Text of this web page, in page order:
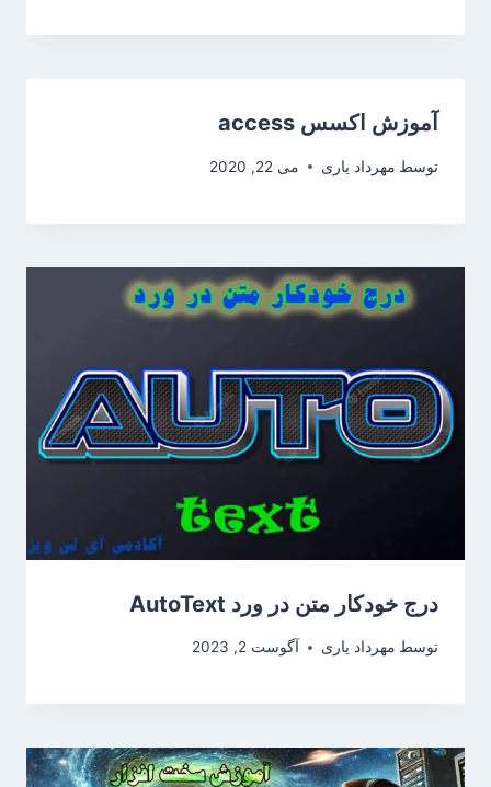
آموزش اکسس access
توسط مهرداد یاری می 22, 2020
درج خودکار متن در ورد AutoText
توسط مهرداد یاری آگوست 2, 2023